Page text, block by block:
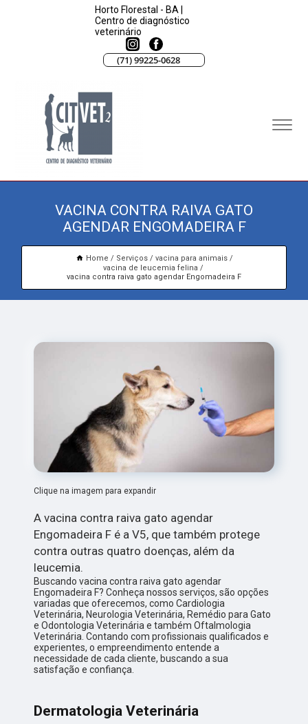
Horto Florestal - BA |
Centro de diagnóstico
veterinário
(71) 99225-0628
VACINA CONTRA RAIVA GATO
AGENDAR ENGOMADEIRA F
Home Serviços
vacina para animais
vacina de leucemia felina
vacina contra raiva gato agendar Engomadeira F
Clique na imagem para expandir
A vacina contra raiva gato agendar
Engomadeira F é a V5, que também protege
contra outras quatro doenças, além da
leucemia.
Buscando vacina contra raiva gato agendar
Engomadeira F? Conheça nossos serviços, são opções
variadas que oferecemos, como Cardiologia
Veterinária, Neurologia Veterinária, Remédio para Gato
e Odontologia Veterinária e também Oftalmologia
Veterinária. Contando com profissionais qualificados e
experientes, o empreendimento entende a
necessidade de cada cliente, buscando a sua
satisfação e confiança.
Dermatologia Veterinária